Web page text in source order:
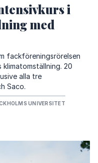
i
med
fackföreningsrörelsen
20
alla tre
Saco.
UNIVERSITET